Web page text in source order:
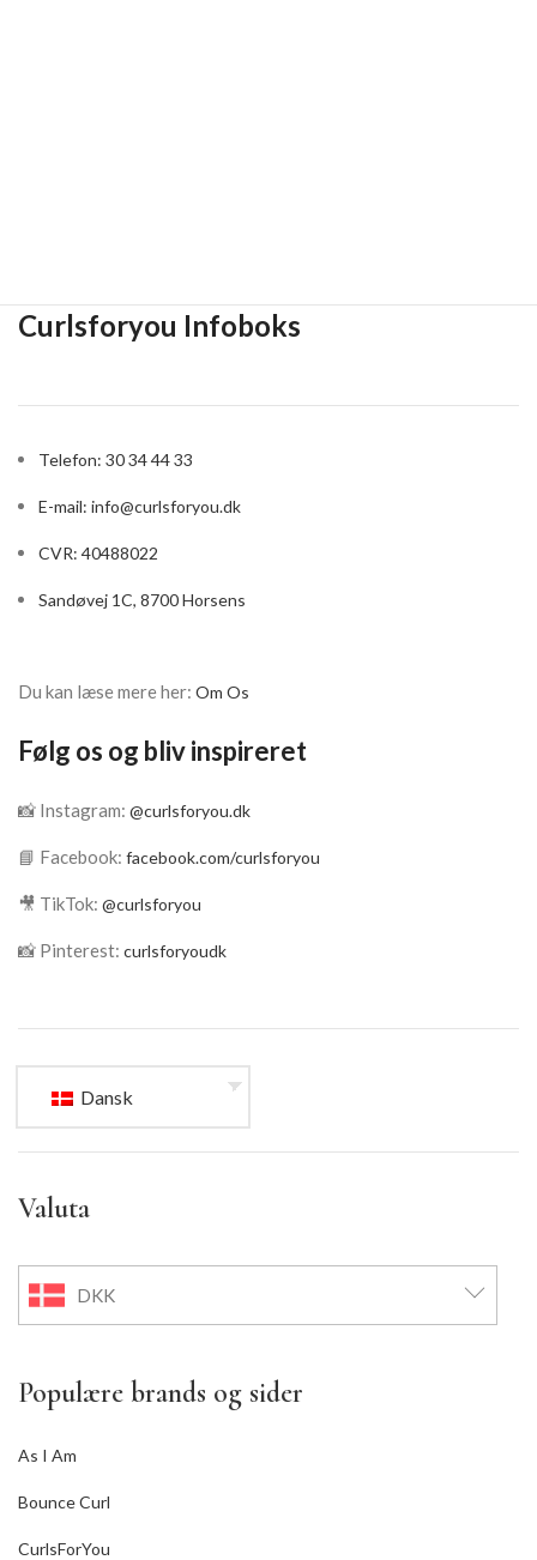
Curlsforyou Infoboks
Telefon: 30 34 44 33
E-mail: info@curlsforyou.dk
CVR: 40488022
Sandøvej 1C, 8700 Horsens
Du kan læse mere her: Om Os
Følg os og bliv inspireret
📸 Instagram: @curlsforyou.dk
📘 Facebook: facebook.com/curlsforyou
🎥 TikTok: @curlsforyou
📸 Pinterest: curlsforyoudk
Dansk
Valuta
DKK
Populære brands og sider
As I Am
Bounce Curl
CurlsForYou